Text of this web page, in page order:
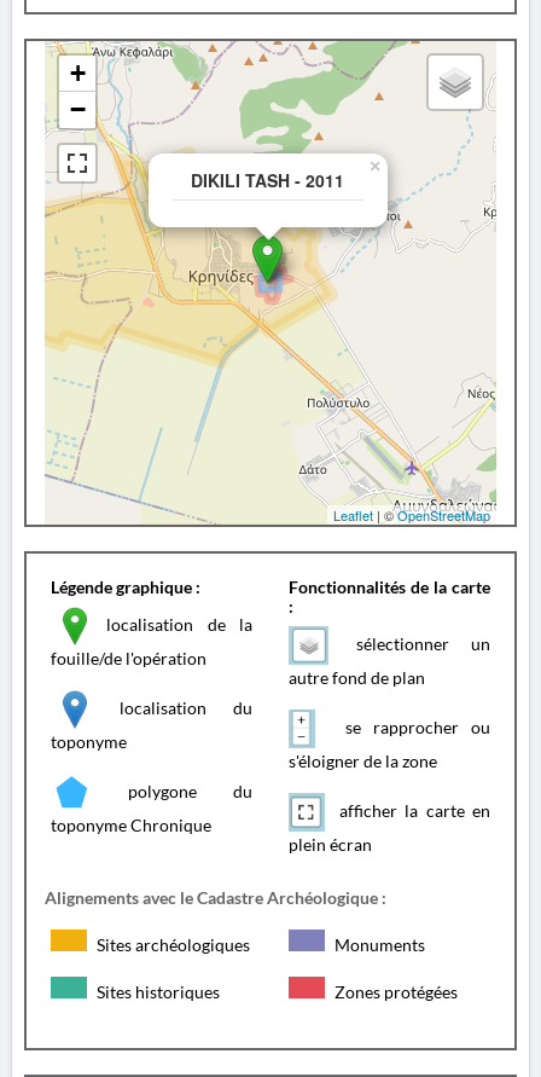
DIKILI TASH - 2011
×
+
−
Leaflet | ©OpenStreetMap
Légende graphique :
localisation de la
fouille/de l'opération
localisation du
toponyme
polygone du
toponyme Chronique
Fonctionnalités de la carte
:
sélectionner un
autre fond de plan
se rapprocher ou
s'éloigner de la zone
afficher la carte en
plein écran
Alignements avec le Cadastre Archéologique :
Sites archéologiques Monuments
Sites historiques Zones protégées